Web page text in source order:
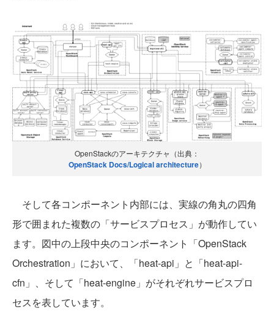
OpenStackのアーキテクチャ（出典：
OpenStack Docs/Logical architecture）
そして各コンポーネント内部には、実線の角丸の四角
形で囲まれた複数の「サービスプロセス」が動作してい
ます。図中の上段中央のコンポーネント「OpenStack
Orchestration」において、「heat-api」と「heat-api-
cfn」、そして「heat-engine」がそれぞれサービスプロ
セスを表しています。